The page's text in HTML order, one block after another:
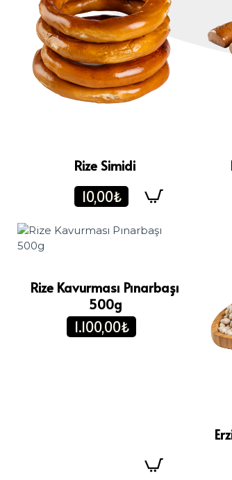
Rize Simidi
10,00₺
Rize Kavurması Pınarbaşı
500g
1.100,00₺